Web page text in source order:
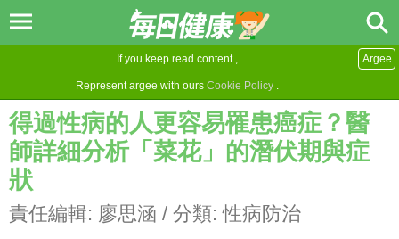
If you keep read content ,
Represent argee with ours Cookie Policy .
Argee
得過性病的人更容易罹患癌症？醫
師詳細分析「菜花」的潛伏期與症
狀
責任編輯: 廖思涵 / 分類: 性病防治